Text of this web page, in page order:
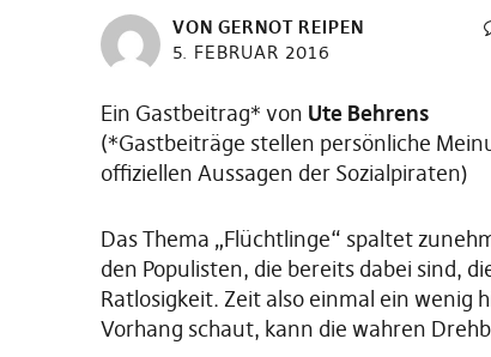
VON GERNOT REIPEN
5. FEBRUAR 2016
Ein Gastbeitrag* von Ute Behrens
(*Gastbeiträge stellen persönliche
offiziellen Aussagen der Sozialpiraten)
Das Thema „Flüchtlinge“ spaltet
den Populisten, die bereits dabei sind,
Ratlosigkeit. Zeit also einmal ein wenig
Vorhang schaut, kann die wahren